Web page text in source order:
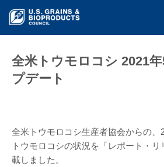
全米トウモロコシ 2021
プデート
全米トウモロコシ生産者協会からの、
トウモロコシの状況を「レポート・
載しました。